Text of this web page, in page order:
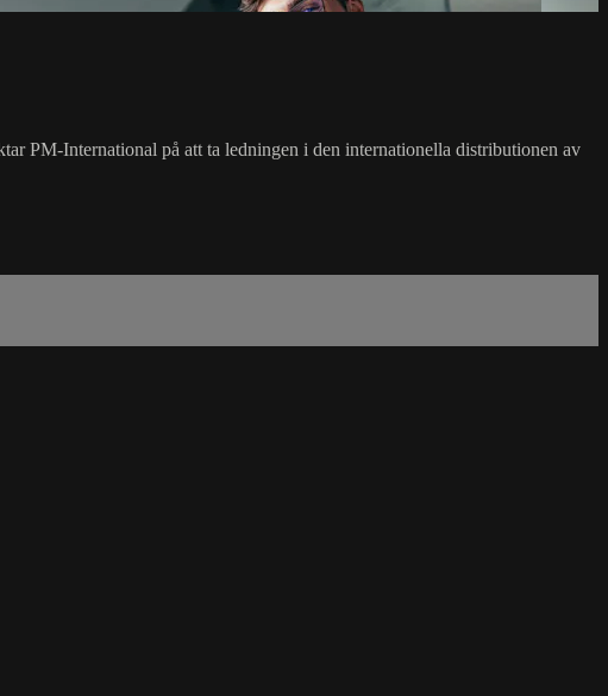
PM-International på att ta ledningen i den internationella distributionen av